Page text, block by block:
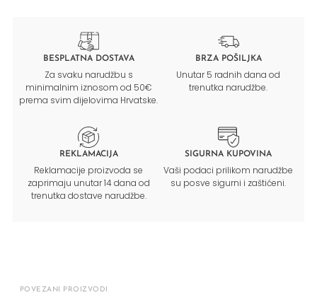
BESPLATNA DOSTAVA
Za svaku narudžbu s
minimalnim iznosom od 50€
prema svim dijelovima Hrvatske.
BRZA POŠILJKA
Unutar 5 radnih dana od
trenutka narudžbe.
REKLAMACIJA
Reklamacije proizvoda se
zaprimaju unutar 14 dana od
trenutka dostave narudžbe.
SIGURNA KUPOVINA
Vaši podaci prilikom narudžbe
su posve sigurni i zaštićeni.
POVEZANI PROIZVODI